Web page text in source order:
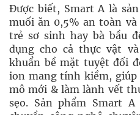
Được biết, Smart A là
muối ăn 0,5% an toàn
trẻ sơ sinh hay bà bầu
dụng cho cả thực vật
khuẩn bề mặt tuyệt đối
ion mang tính kiềm, giúp
mô mới & làm lành vết
sẹo. Sản phẩm Smart